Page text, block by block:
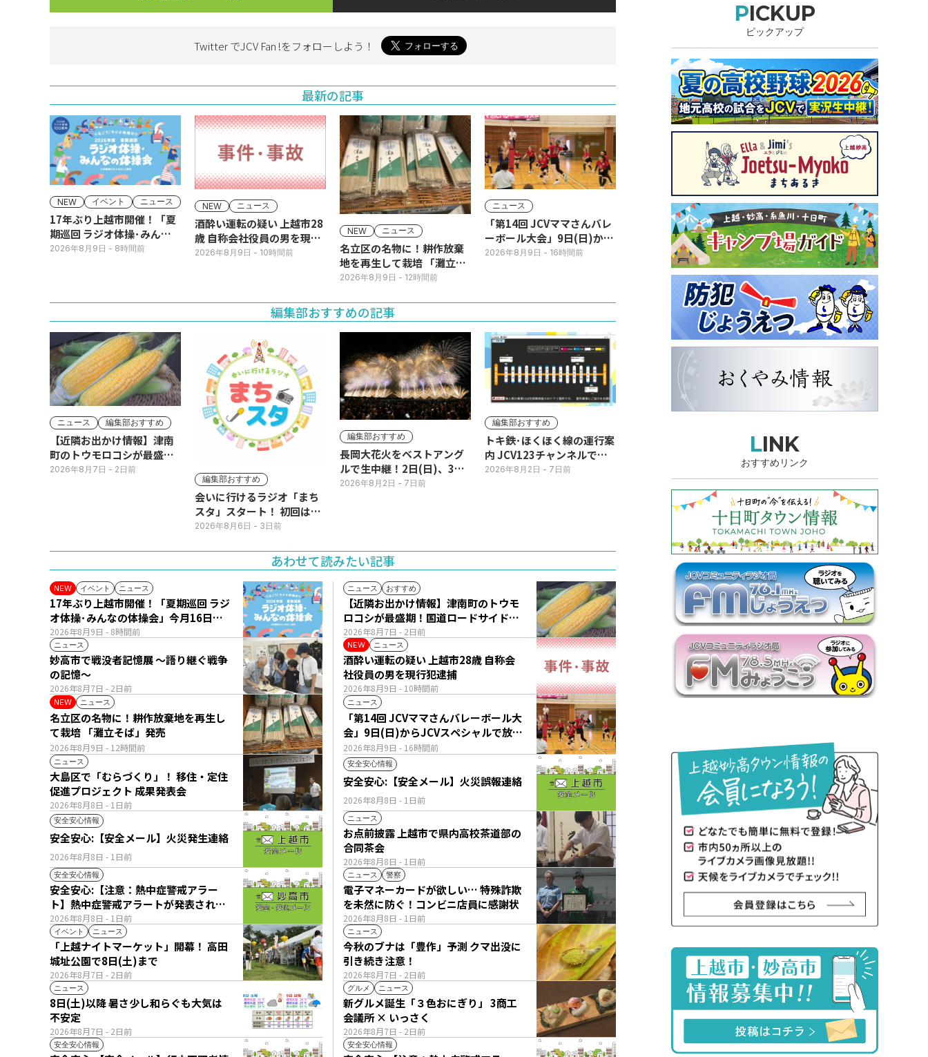
Twitter でJCV Fan !をフォローしよう！
最新の記事
NEW イベント ニュース
17年ぶり上越市開催！「夏
期巡回 ラジオ体操･みんな
の体操会」今月16日(日)
2026年8月9日 - 8時間前
NEW ニュース
酒酔い運転の疑い 上越市28
歳 自称会社役員の男を現行
犯逮捕
2026年8月9日 - 10時間前
NEW ニュース
名立区の名物に！耕作放棄
地を再生して栽培 「灘立そ
ば」発売
2026年8月9日 - 12時間前
ニュース
「第14回 JCVママさんバレ
ーボール大会」9日(日)から
JCVスペシャルで放送！
2026年8月9日 - 16時間前
編集部おすすめの記事
ニュース 編集部おすすめ
【近隣お出かけ情報】津南
町のトウモロコシが最盛
期！国道ロードサイドの直
2026年8月7日 - 2日前
編集部おすすめ
会いに行けるラジオ「まち
スタ」スタート！ 初回は11
日(火･祝) 公開生放送
2026年8月6日 - 3日前
編集部おすすめ
長岡大花火をベストアング
ルで生中継！2日(日)、3日
(月)
2026年8月2日 - 7日前
編集部おすすめ
トキ鉄･ほくほく線の運行案
内 JCV123チャンネルで平
日毎朝表示
2026年8月2日 - 7日前
あわせて読みたい記事
NEW イベント ニュース
2026年8月9日 - 8時間前
17年ぶり上越市開催！「夏期巡回 ラジ
オ体操･みんなの体操会」今月16日
(日)
ニュース おすすめ
2026年8月7日 - 2日前
【近隣お出かけ情報】津南町のトウモ
ロコシが最盛期！国道ロードサイドの
直売所は朝から長い列
ニュース
2026年8月7日 - 2日前
妙高市で戦没者記憶展 ～語り継ぐ戦争
の記憶～
NEW ニュース
2026年8月9日 - 10時間前
酒酔い運転の疑い 上越市28歳 自称会
社役員の男を現行犯逮捕
NEW ニュース
2026年8月9日 - 12時間前
名立区の名物に！耕作放棄地を再生し
て栽培 「灘立そば」発売
ニュース
2026年8月9日 - 16時間前
「第14回 JCVママさんバレーボール大
会」9日(日)からJCVスペシャルで放
送！
ニュース
2026年8月8日 - 1日前
大島区で「むらづくり」！ 移住・定住
促進プロジェクト 成果発表会
安全安心情報
2026年8月8日 - 1日前
安全安心:【安全メール】火災誤報連絡
安全安心情報
2026年8月8日 - 1日前
安全安心:【安全メール】火災発生連絡
ニュース
2026年8月8日 - 1日前
お点前披露 上越市で県内高校茶道部の
合同茶会
安全安心情報
2026年8月8日 - 1日前
安全安心:【注意：熱中症警戒アラー
ト】熱中症警戒アラートが発表されて
います。
ニュース 警察
2026年8月8日 - 1日前
電子マネーカードが欲しい… 特殊詐欺
を未然に防ぐ！コンビニ店員に感謝状
イベント ニュース
2026年8月7日 - 2日前
「上越ナイトマーケット」開幕！ 高田
城址公園で8日(土)まで
ニュース
2026年8月7日 - 2日前
今秋のブナは「豊作」予測 クマ出没に
引き続き注意！
ニュース
2026年8月7日 - 2日前
8日(土)以降 暑さ少し和らぐも大気は
不安定
グルメ ニュース
2026年8月7日 - 2日前
新グルメ誕生「３色おにぎり」 3商工
会議所 × いっさく
安全安心情報 安全安心情報
PICKUP
ピックアップ
LINK
おすすめリンク